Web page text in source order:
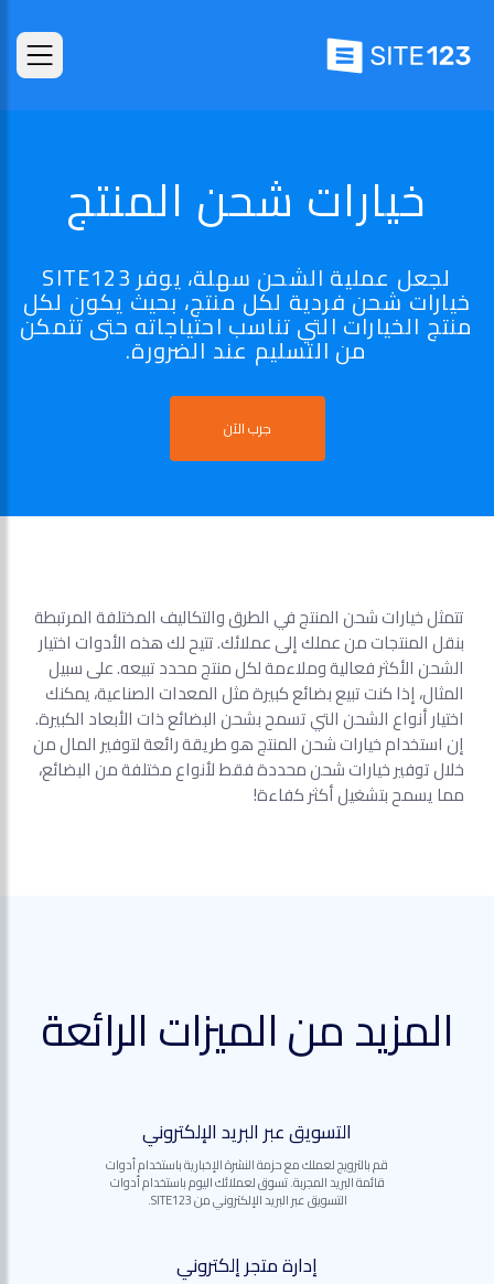
خيارات شحن المنتج
لجعل عملية الشحن سهلة، يوفر SITE123
خيارات شحن فردية لكل منتج، بحيث يكون لكل
منتج الخيارات التي تناسب احتياجاته حتى تتمكن
من التسليم عند الضرورة.
جرب الآن
تتمثل خيارات شحن المنتج في الطرق والتكاليف المختلفة المرتبطة
بنقل المنتجات من عملك إلى عملائك. تتيح لك هذه الأدوات اختيار
الشحن الأكثر فعالية وملاءمة لكل منتج محدد تبيعه. على سبيل
المثال، إذا كنت تبيع بضائع كبيرة مثل المعدات الصناعية، يمكنك
اختيار أنواع الشحن التي تسمح بشحن البضائع ذات الأبعاد الكبيرة.
إن استخدام خيارات شحن المنتج هو طريقة رائعة لتوفير المال من
خلال توفير خيارات شحن محددة فقط لأنواع مختلفة من البضائع،
مما يسمح بتشغيل أكثر كفاءة!
المزيد من الميزات الرائعة
التسويق عبر البريد الإلكتروني
قم بالترويج لعملك مع حزمة النشرة الإخبارية باستخدام أدوات
قائمة البريد المجربة. تسوق لعملائك اليوم باستخدام أدوات
التسويق عبر البريد الإلكتروني من SITE123.
إدارة متجر إلكتروني